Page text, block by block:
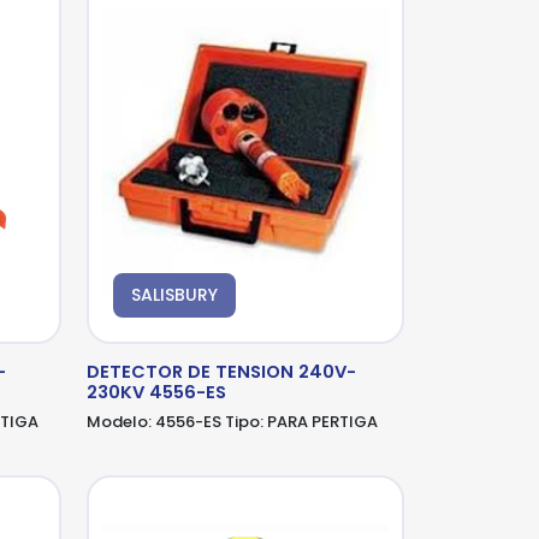
SALISBURY
DETECTOR DE TENSION 240V-
230KV 4556-ES
Modelo: 4556-ESTipo: PARA PERTIGA